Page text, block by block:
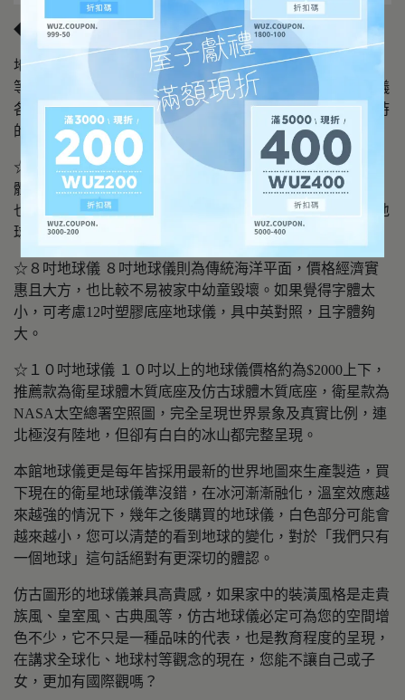
◆如何選購地球儀：
地球儀價位的差別跟球體大小、立體印刷、有無發光功能
等，都有相對的關聯，館長根據多年的銷售經驗，將地球儀
各個尺寸的特性與適用性加以整理，可做為網友們在選購時
的參考。
☆５吋地球儀 ５吋地球儀價格最低，缺點是地球儀上的字
體較小，較不適合做為教具使用，但若當成擺設則很適合，
也方便使用者用來了解地理位置，很多消費者會把５吋的地
球儀當成禮物贈送，大方又不失面子。
☆８吋地球儀 ８吋地球儀則為傳統海洋平面，價格經濟實
惠且大方，也比較不易被家中幼童毀壞。如果覺得字體太
小，可考慮12吋塑膠底座地球儀，具中英對照，且字體夠
大。
☆１０吋地球儀 １０吋以上的地球儀價格約為$2000上下，
推薦款為衛星球體木質底座及仿古球體木質底座，衛星款為
NASA太空總署空照圖，完全呈現世界景象及真實比例，連
北極沒有陸地，但卻有白白的冰山都完整呈現。
本館地球儀更是每年皆採用最新的世界地圖來生產製造，買
下現在的衛星地球儀準沒錯，在冰河漸漸融化，溫室效應越
來越強的情況下，幾年之後購買的地球儀，白色部分可能會
越來越小，您可以清楚的看到地球的變化，對於「我們只有
一個地球」這句話絕對有更深切的體認。
仿古圖形的地球儀兼具高貴感，如果家中的裝潢風格是走貴
族風、皇室風、古典風等，仿古地球儀必定可為您的空間增
色不少，它不只是一種品味的代表，也是教育程度的呈現，
在講求全球化、地球村等觀念的現在，您能不讓自己或子
女，更加有國際觀嗎？